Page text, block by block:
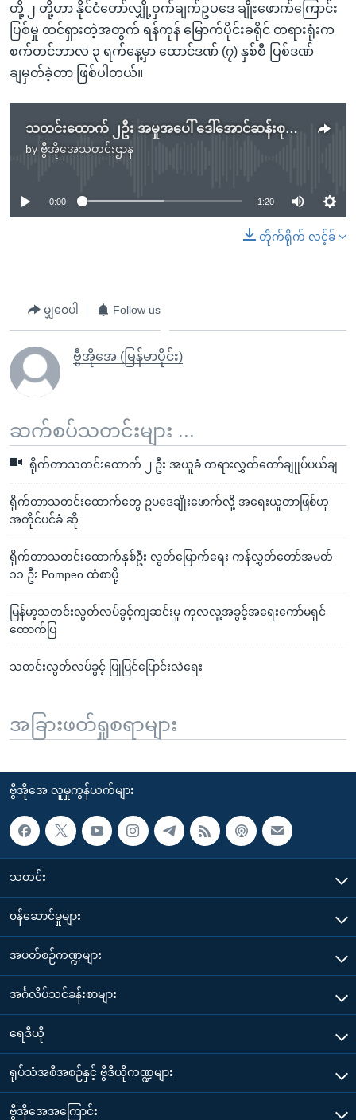
တို့ ၂ တို့ဟာ နိုင်ငံတော်လျှို့ဝှက်ချက်ဥပဒေ ချိုးဖောက်ကြောင်း
ပြစ်မှု ထင်ရှားတဲ့အတွက် ရန်ကုန် မြောက်ပိုင်းခရိုင် တရားရုံးက
စက်တင်ဘာလ ၃ ရက်နေ့မှာ ထောင်ဒဏ် (၇) နှစ်စီ ပြစ်ဒဏ်
ချမှတ်ခဲ့တာ ဖြစ်ပါတယ်။
သတင်းထောက် ၂ဦး အမှုအပေါ် ဒေါ်အောင်ဆန်းစုကြည်မှတ်ချက် Nikki Haley ဝေဖန်
by ဗွီအိုအေသတင်းဌာန
No media source currently available
0:00 1:20
တိုက်ရိုက် လင့်ခ်
မျှဝေပါ Follow us
ဗွီအိုအေ (မြန်မာပိုင်း)
ဆက်စပ်သတင်းများ ...
ရိုက်တာသတင်းထောက် ၂ ဦး အယူခံ တရားလွှတ်တော်ချုုပ်ပယ်ချ
ရိုက်တာသတင်းထောက်တွေ ဥပဒေချိုးဖောက်လို့ အရေးယူတာဖြစ်ဟု
အတိုင်ပင်ခံ ဆို
ရိုက်တာသတင်းထောက်နှစ်ဦး လွတ်မြောက်ရေး ကန်လွှတ်တော်အမတ်
၁၁ ဦး Pompeo ထံစာပို့
မြန်မာ့သတင်းလွတ်လပ်ခွင့်ကျဆင်းမှု ကုလလူ့အခွင့်အရေးကော်မရှင်
ထောက်ပြ
သတင်းလွတ်လပ်ခွင့် ပြုပြင်ပြောင်းလဲရေး
အခြားဖတ်ရှုစရာများ
ဗွီအိုအေ လူမှုကွန်ယက်များ
သတင်း
၀န်ဆောင်မှုများ
အပတ်စဉ်ကဏ္ဍများ
အင်္ဂလိပ်သင်ခန်းစာများ
ရေဒီယို
ရုပ်သံအစီအစဉ်နှင့် ဗွီဒီယိုကဏ္ဍများ
ဗွီအိုအေအကြောင်း